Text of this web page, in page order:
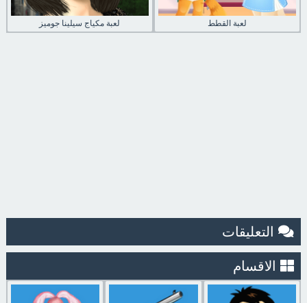
لعبة مكياج سيلينا جوميز لعبة القطط
التعليقات
الاقسام